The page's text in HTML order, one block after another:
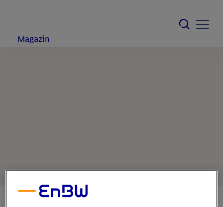
Magazin